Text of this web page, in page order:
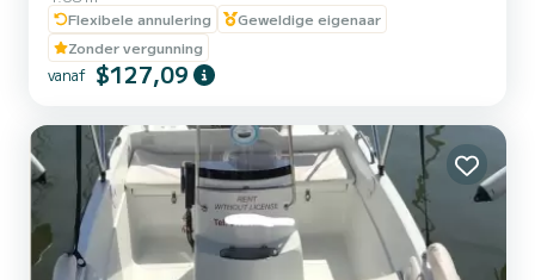
aXess biedt nog meer met enkele van de meest populaire extra's.
Flexibele annulering
Geweldige eigenaar
Zonder vergunning
vanaf $127,09